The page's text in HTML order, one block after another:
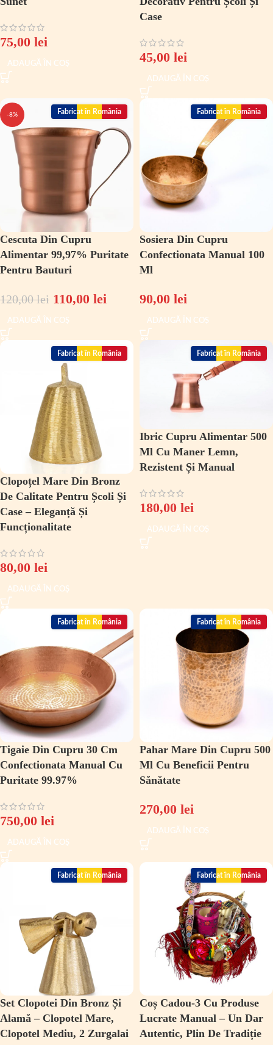
75,00 lei
ADAUGĂ ÎN COȘ
Case
45,00 lei
ADAUGĂ ÎN COȘ
-8% Fabricat în România
Cescuta Din Cupru
Alimentar 99,97% Puritate
Pentru Bauturi
120,00lei 110,00 lei
ADAUGĂ ÎN COȘ
Fabricat în România
Sosiera Din Cupru
Confectionata Manual 100
Ml
90,00 lei
ADAUGĂ ÎN COȘ
Fabricat în România
Clopoțel Mare Din Bronz
De Calitate Pentru Școli Și
Case – Eleganță Și
Funcționalitate
80,00 lei
ADAUGĂ ÎN COȘ
Fabricat în România
Ibric Cupru Alimentar 500
Ml Cu Maner Lemn,
Rezistent Și Manual
180,00 lei
ADAUGĂ ÎN COȘ
Fabricat în România
Tigaie Din Cupru 30 Cm
Confectionata Manual Cu
Puritate 99.97%
750,00 lei
ADAUGĂ ÎN COȘ
Fabricat în România
Pahar Mare Din Cupru 500
Ml Cu Beneficii Pentru
Sănătate
270,00 lei
ADAUGĂ ÎN COȘ
Fabricat în România
Set Clopotei Din Bronz Și
Alamă – Clopotel Mare,
Clopotel Mediu, 2 Zurgalai
Fabricat în România
Coș Cadou-3 Cu Produse
Lucrate Manual – Un Dar
Autentic, Plin De Tradiție